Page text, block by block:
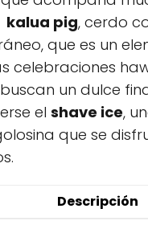
kalua pig, cerdo
que es un
celebraciones
un dulce
el shave ‍ice,
que se
Descripción